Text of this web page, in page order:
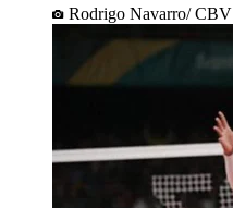
Rodrigo Navarro/ CBV